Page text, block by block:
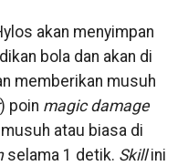
akan menyimpan
bola dan akan di
memberikan musuh
) poin magic damage
atau biasa di
selama 1 detik. Skillini